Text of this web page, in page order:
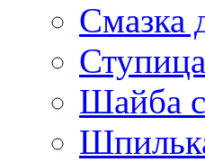
Смазка
Ступица
Шайба